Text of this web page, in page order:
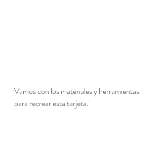
Vamos con los materiales y herramientas
para recrear esta tarjeta.